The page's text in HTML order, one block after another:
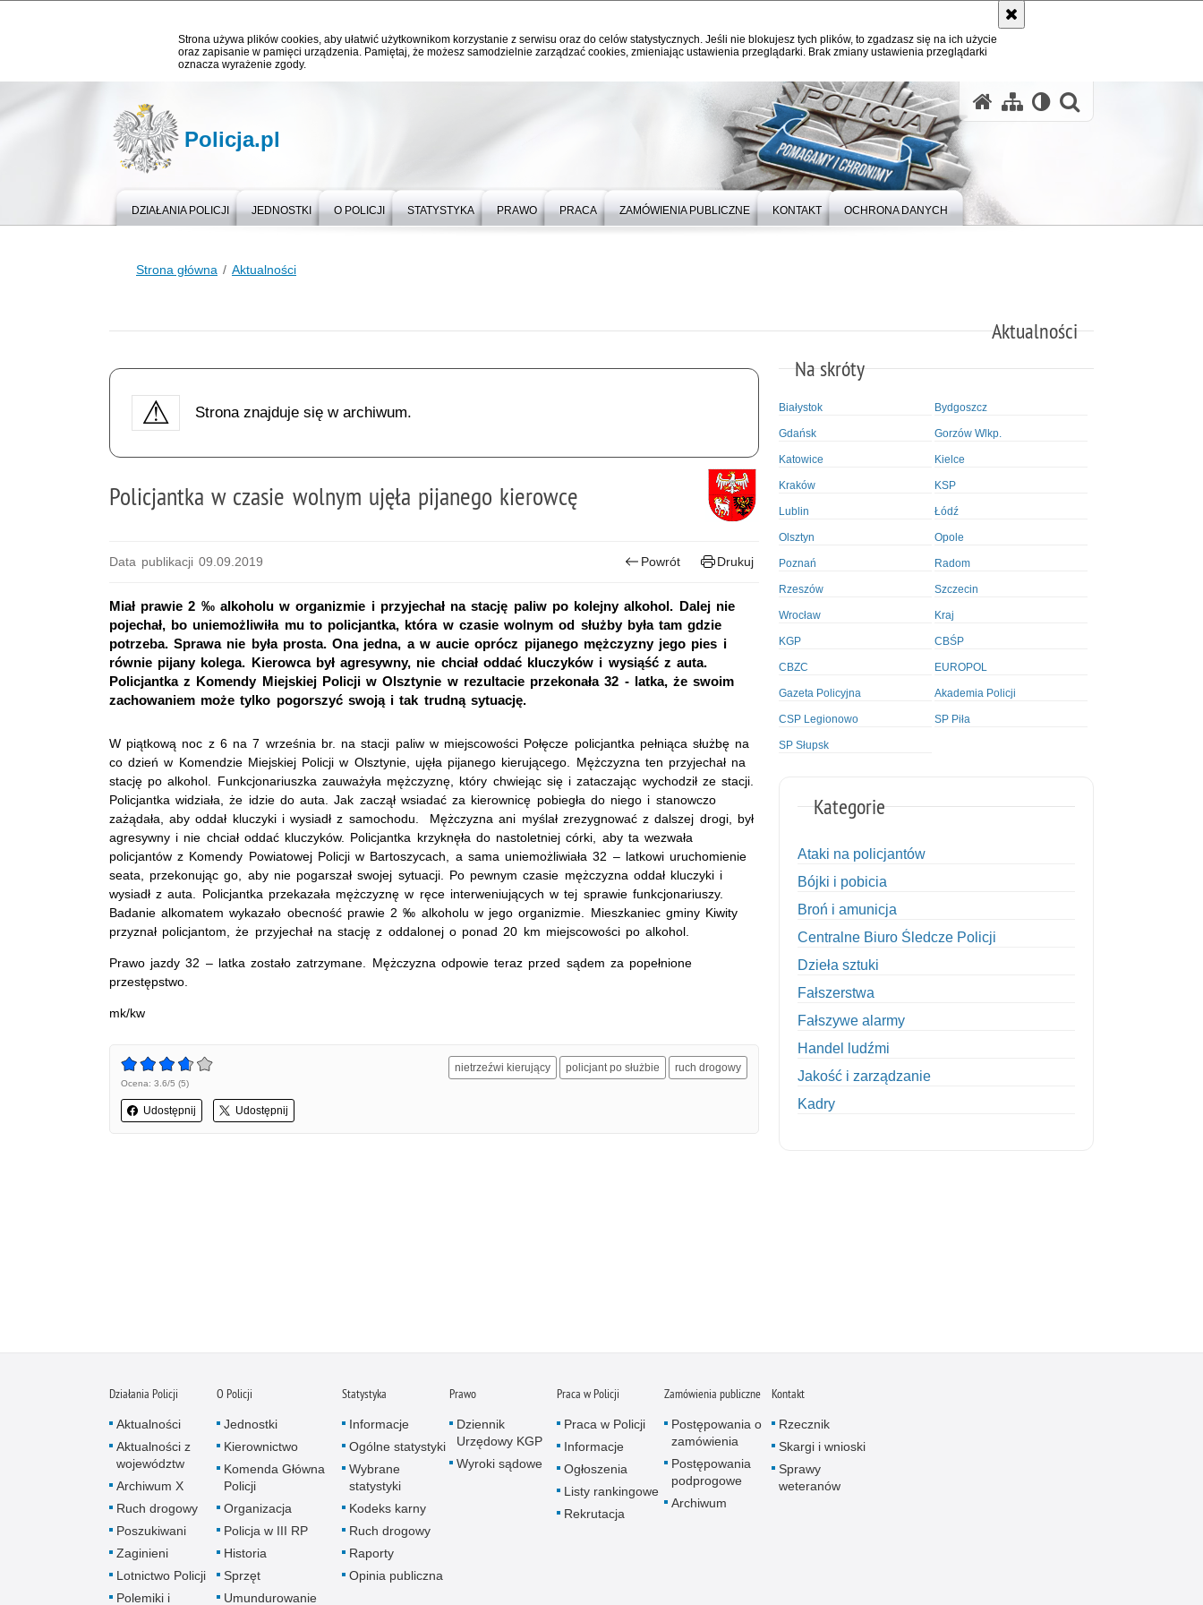
Strona używa plików cookies, aby ułatwić użytkownikom korzystanie z serwisu oraz do celów statystycznych. Jeśli nie blokujesz tych plików, to zgadzasz się na ich użycie
oraz zapisanie w pamięci urządzenia. Pamiętaj, że możesz samodzielnie zarządzać cookies, zmieniając ustawienia przeglądarki. Brak zmiany ustawienia przeglądarki
oznacza wyrażenie zgody.
Policja.pl
DZIAŁANIA POLICJI JEDNOSTKI O POLICJI STATYSTYKA PRAWO PRACA ZAMÓWIENIA PUBLICZNE KONTAKT OCHRONA DANYCH
Strona główna Aktualności
Aktualności
Strona znajduje się w archiwum.
Policjantka w czasie wolnym ujęła pijanego kierowcę
Data publikacji 09.09.2019 Powrót Drukuj
Miał prawie 2 ‰ alkoholu w organizmie i przyjechał na stację paliw po kolejny alkohol. Dalej nie
pojechał, bo uniemożliwiła mu to policjantka, która w czasie wolnym od służby była tam gdzie
potrzeba. Sprawa nie była prosta. Ona jedna, a w aucie oprócz pijanego mężczyzny jego pies i
równie pijany kolega. Kierowca był agresywny, nie chciał oddać kluczyków i wysiąść z auta.
Policjantka z Komendy Miejskiej Policji w Olsztynie w rezultacie przekonała 32 - latka, że swoim
zachowaniem może tylko pogorszyć swoją i tak trudną sytuację.
W piątkową noc z 6 na 7 września br. na stacji paliw w miejscowości Połęcze policjantka pełniąca służbę na
co dzień w Komendzie Miejskiej Policji w Olsztynie, ujęła pijanego kierującego. Mężczyzna ten przyjechał na
stację po alkohol. Funkcjonariuszka zauważyła mężczyznę, który chwiejąc się i zataczając wychodził ze stacji.
Policjantka widziała, że idzie do auta. Jak zaczął wsiadać za kierownicę pobiegła do niego i stanowczo
zażądała, aby oddał kluczyki i wysiadł z samochodu. Mężczyzna ani myślał zrezygnować z dalszej drogi, był
agresywny i nie chciał oddać kluczyków. Policjantka krzyknęła do nastoletniej córki, aby ta wezwała
policjantów z Komendy Powiatowej Policji w Bartoszycach, a sama uniemożliwiała 32 – latkowi uruchomienie
seata, przekonując go, aby nie pogarszał swojej sytuacji. Po pewnym czasie mężczyzna oddał kluczyki i
wysiadł z auta. Policjantka przekazała mężczyznę w ręce interweniujących w tej sprawie funkcjonariuszy.
Badanie alkomatem wykazało obecność prawie 2 ‰ alkoholu w jego organizmie. Mieszkaniec gminy Kiwity
przyznał policjantom, że przyjechał na stację z oddalonej o ponad 20 km miejscowości po alkohol.
Prawo jazdy 32 – latka zostało zatrzymane. Mężczyzna odpowie teraz przed sądem za popełnione
przestępstwo.
mk/kw
Ocena: 3.6/5 (5)
Udostępnij Udostępnij
nietrzeźwi kierujący policjant po służbie ruch drogowy
Na skróty
Białystok Bydgoszcz
Gdańsk Gorzów Wlkp.
Katowice Kielce
Kraków KSP
Lublin Łódź
Olsztyn Opole
Poznań Radom
Rzeszów Szczecin
Wrocław Kraj
KGP CBŚP
CBZC EUROPOL
Gazeta Policyjna Akademia Policji
CSP Legionowo SP Piła
SP Słupsk
Kategorie
Ataki na policjantów
Bójki i pobicia
Broń i amunicja
Centralne Biuro Śledcze Policji
Dzieła sztuki
Fałszerstwa
Fałszywe alarmy
Handel ludźmi
Jakość i zarządzanie
Kadry
Nietrzeźwi kierujący
Nietrzeźwi opiekunowie
Działania Policji
Aktualności
Aktualności z
województw
Archiwum X
Ruch drogowy
Poszukiwani
Zaginieni
Lotnictwo Policji
Polemiki i
O Policji
Jednostki
Kierownictwo
Komenda Główna
Policji
Organizacja
Policja w III RP
Historia
Sprzęt
Umundurowanie
Statystyka
Informacje
Ogólne statystyki
Wybrane
statystyki
Kodeks karny
Ruch drogowy
Raporty
Opinia publiczna
Prawo
Dziennik
Urzędowy KGP
Wyroki sądowe
Praca w Policji
Praca w Policji
Informacje
Ogłoszenia
Listy rankingowe
Rekrutacja
Zamówienia publiczne
Postępowania o
zamówienia
Postępowania
podprogowe
Archiwum
Kontakt
Rzecznik
Skargi i wnioski
Sprawy
weteranów